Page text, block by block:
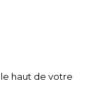
haut de votre